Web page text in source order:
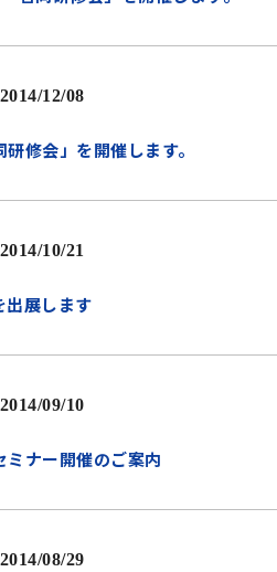
2014/12/08
修会」を開催します。
2014/10/21
出展します
2014/09/10
ナー開催のご案内
2014/08/29